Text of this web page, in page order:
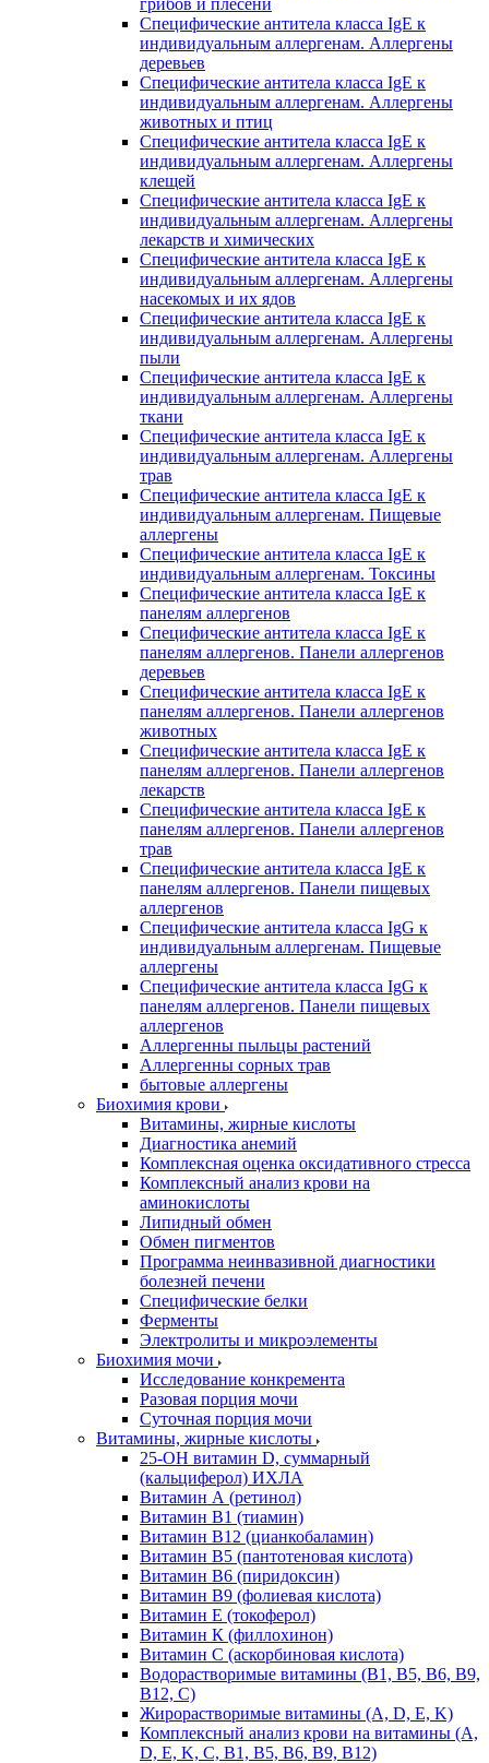
грибов и плесени
Специфические антитела класса IgE к
индивидуальным аллергенам. Аллергены
деревьев
Специфические антитела класса IgE к
индивидуальным аллергенам. Аллергены
животных и птиц
Специфические антитела класса IgE к
индивидуальным аллергенам. Аллергены
клещей
Специфические антитела класса IgE к
индивидуальным аллергенам. Аллергены
лекарств и химических
Специфические антитела класса IgE к
индивидуальным аллергенам. Аллергены
насекомых и их ядов
Специфические антитела класса IgE к
индивидуальным аллергенам. Аллергены
пыли
Специфические антитела класса IgE к
индивидуальным аллергенам. Аллергены
ткани
Специфические антитела класса IgE к
индивидуальным аллергенам. Аллергены
трав
Специфические антитела класса IgE к
индивидуальным аллергенам. Пищевые
аллергены
Специфические антитела класса IgE к
индивидуальным аллергенам. Токсины
Специфические антитела класса IgE к
панелям аллергенов
Специфические антитела класса IgE к
панелям аллергенов. Панели аллергенов
деревьев
Специфические антитела класса IgE к
панелям аллергенов. Панели аллергенов
животных
Специфические антитела класса IgE к
панелям аллергенов. Панели аллергенов
лекарств
Специфические антитела класса IgE к
панелям аллергенов. Панели аллергенов
трав
Специфические антитела класса IgE к
панелям аллергенов. Панели пищевых
аллергенов
Специфические антитела класса IgG к
индивидуальным аллергенам. Пищевые
аллергены
Специфические антитела класса IgG к
панелям аллергенов. Панели пищевых
аллергенов
Аллергенны пыльцы растений
Аллергенны сорных трав
бытовые аллергены
Биохимия крови
Витамины, жирные кислоты
Диагностика анемий
Комплексная оценка оксидативного стресса
Комплексный анализ крови на
аминокислоты
Липидный обмен
Обмен пигментов
Программа неинвазивной диагностики
болезней печени
Специфические белки
Ферменты
Электролиты и микроэлементы
Биохимия мочи
Исследование конкремента
Разовая порция мочи
Суточная порция мочи
Витамины, жирные кислоты
25-OH витамин D, суммарный
(кальциферол) ИХЛА
Витамин А (ретинол)
Витамин В1 (тиамин)
Витамин В12 (цианкобаламин)
Витамин В5 (пантотеновая кислота)
Витамин В6 (пиридоксин)
Витамин В9 (фолиевая кислота)
Витамин Е (токоферол)
Витамин К (филлохинон)
Витамин С (аскорбиновая кислота)
Водорастворимые витамины (B1, B5, B6, В9,
В12, С)
Жирорастворимые витамины (A, D, E, K)
Комплексный анализ крови на витамины (A,
D, E, K, C, B1, B5, B6, В9, B12)